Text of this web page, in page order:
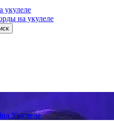
на укулеле
Укулеле